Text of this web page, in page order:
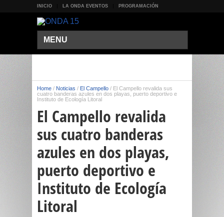
INICIO LA ONDA EVENTOS PROGRAMACIÓN
MENU
Home / Noticias / El Campello / El Campello revalida sus
cuatro banderas azules en dos playas, puerto deportivo e
Instituto de Ecología Litoral
El Campello revalida
sus cuatro banderas
azules en dos playas,
puerto deportivo e
Instituto de Ecología
Litoral